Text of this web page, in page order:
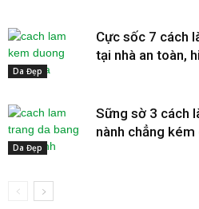
Da Đẹp
Cực sốc 7 cách
tại nhà an toàn,
Da Đẹp
Sững sờ 3 cách
nành chẳng kém